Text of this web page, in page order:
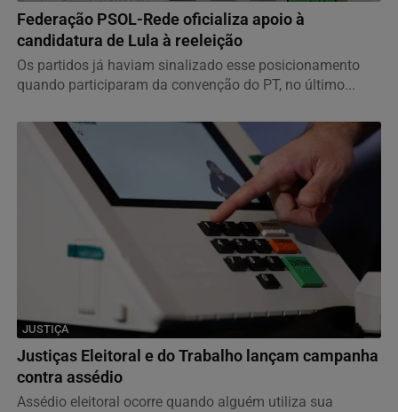
Federação PSOL-Rede oficializa apoio à
candidatura de Lula à reeleição
Os partidos já haviam sinalizado esse posicionamento
quando participaram da convenção do PT, no último...
JUSTIÇA
Justiças Eleitoral e do Trabalho lançam campanha
contra assédio
Assédio eleitoral ocorre quando alguém utiliza sua